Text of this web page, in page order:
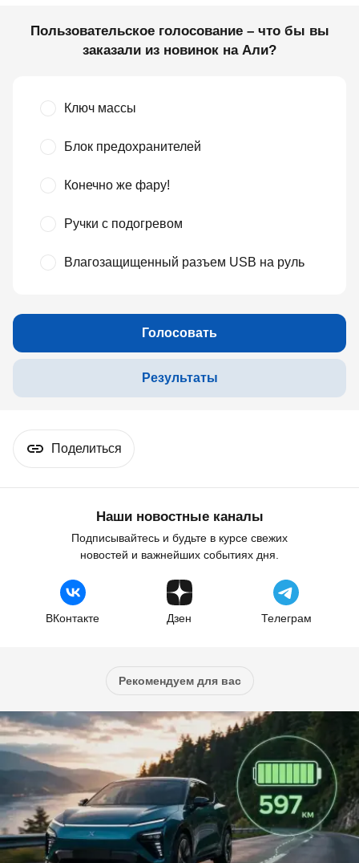
Пользовательское голосование – что бы вы
заказали из новинок на Али?
Ключ массы
Блок предохранителей
Конечно же фару!
Ручки с подогревом
Влагозащищенный разъем USB на руль
Голосовать
Результаты
Поделиться
Наши новостные каналы
Подписывайтесь и будьте в курсе свежих
новостей и важнейших событиях дня.
ВКонтакте Дзен Телеграм
Рекомендуем для вас